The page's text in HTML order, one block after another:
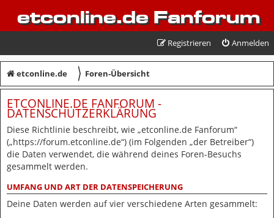
etconline.de Fanforum
Anmelden
Registrieren
etconline.de 〉 Foren-Übersicht
ETCONLINE.DE FANFORUM -
DATENSCHUTZERKLÄRUNG
Diese Richtlinie beschreibt, wie „etconline.de Fanforum“
(„https://forum.etconline.de“) (im Folgenden „der Betreiber“)
die Daten verwendet, die während deines Foren-Besuchs
gesammelt werden.
UMFANG UND ART DER DATENSPEICHERUNG
Deine Daten werden auf vier verschiedene Arten gesammelt: